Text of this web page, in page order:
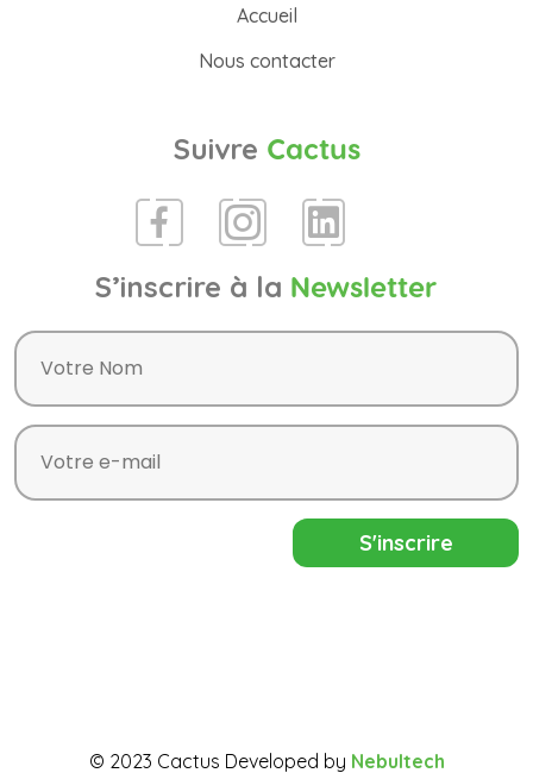
Accueil
Nous contacter
Suivre Cactus
S’inscrire à la Newsletter
© 2023 Cactus Developed by Nebultech